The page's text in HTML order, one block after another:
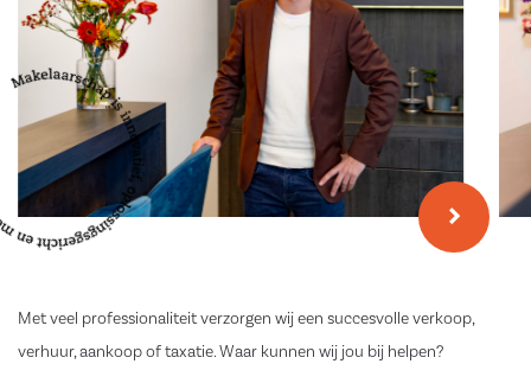
Met veel professionaliteit verzorgen wij een succesvolle verkoop,
verhuur, aankoop of taxatie. Waar kunnen wij jou bij helpen?